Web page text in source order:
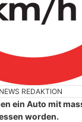
REDAKTION
ein Auto mit
worden.